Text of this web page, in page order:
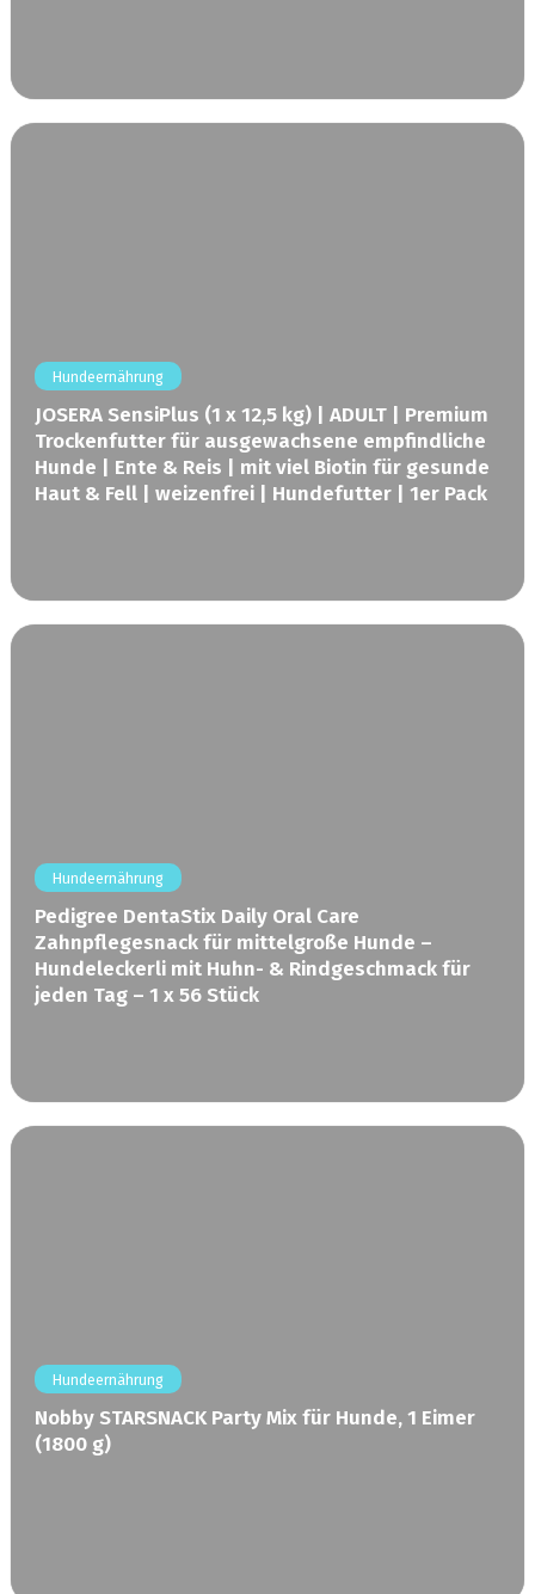
Hundeernährung
JOSERA SensiPlus (1 x 12,5 kg) | ADULT | Premium
Trockenfutter für ausgewachsene empfindliche
Hunde | Ente & Reis | mit viel Biotin für gesunde
Haut & Fell | weizenfrei | Hundefutter | 1er Pack
Hundeernährung
Pedigree DentaStix Daily Oral Care
Zahnpflegesnack für mittelgroße Hunde –
Hundeleckerli mit Huhn- & Rindgeschmack für
jeden Tag – 1 x 56 Stück
Hundeernährung
Nobby STARSNACK Party Mix für Hunde, 1 Eimer
(1800 g)